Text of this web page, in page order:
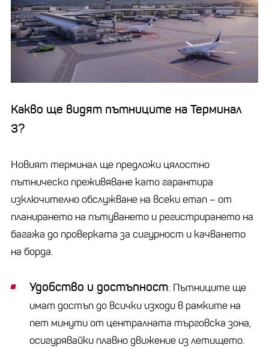
Какво ще видят пътниците на Терминал
3?
Новият терминал ще предложи цялостно
пътническо преживяване като гарантира
изключително обслужване на всеки етап – от
планирането на пътуването и регистрирането на
багажа до проверката за сигурност и качването
на борда.
Удобство и достъпност: Пътниците ще
имат достъп до всички изходи в рамките на
пет минути от централната търговска зона,
осигурявайки плавно движение из летището.